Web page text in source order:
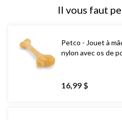
Il vous faut
Petco - Jouet à
nylon avec os de
16,99 $